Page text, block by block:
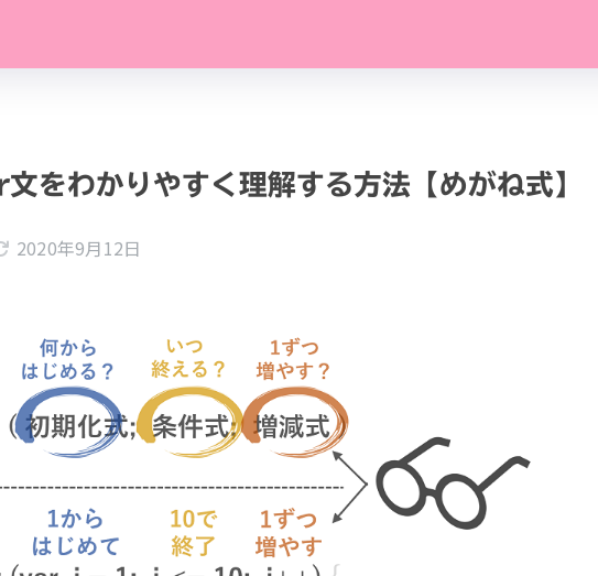
をわかりやすく理解する方法【めがね式】
2020年9月12日